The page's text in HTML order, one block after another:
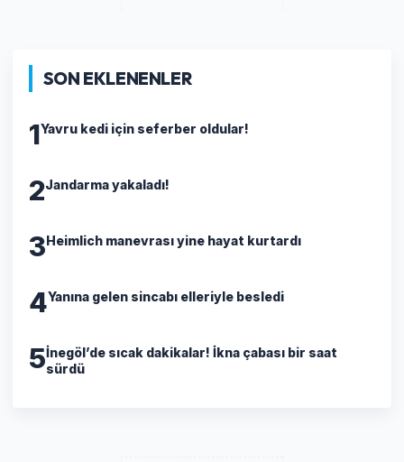
SON EKLENENLER
1Yavru kedi için seferber oldular!
2Jandarma yakaladı!
3 Heimlich manevrası yine hayat kurtardı
4Yanına gelen sincabı elleriyle besledi
5İnegöl’de sıcak dakikalar! İkna çabası bir saat
sürdü